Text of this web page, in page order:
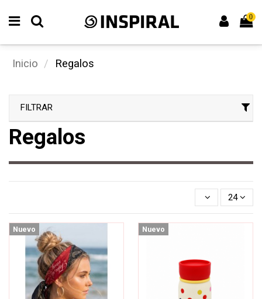
0
Inicio Regalos
Regalos
24
Nuevo Nuevo
FILTRAR